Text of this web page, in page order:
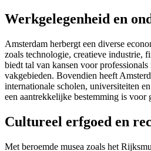
Werkgelegenheid en
Amsterdam herbergt een diverse
zoals technologie, creatieve industrie,
biedt tal van kansen voor
vakgebieden. Bovendien heeft
internationale scholen, universiteiten
een aantrekkelijke bestemming is voor
Cultureel erfgoed en
Met beroemde musea zoals het